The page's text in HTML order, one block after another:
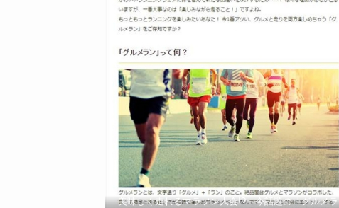
美味しく走れるマラソン大会!? 今話題の「グルメラ